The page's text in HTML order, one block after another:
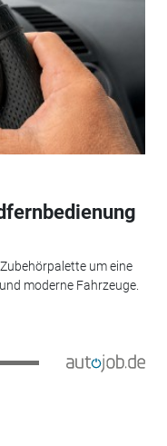
um eine
moderne Fahrzeuge.